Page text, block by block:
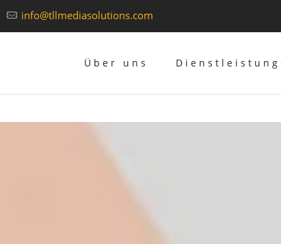
info@tllmediasolutions.com
Über uns